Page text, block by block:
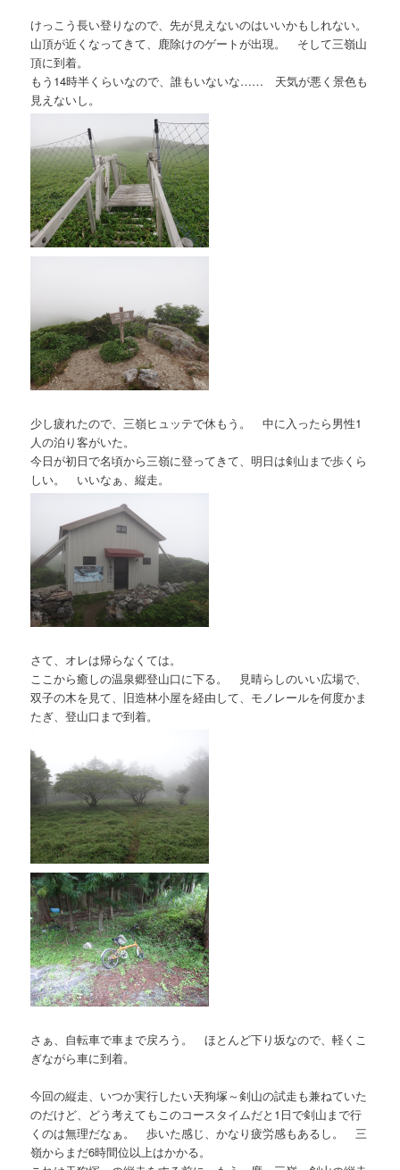
けっこう長い登りなので、先が見えないのはいいかもしれない。
山頂が近くなってきて、鹿除けのゲートが出現。 そして三嶺山
頂に到着。
もう14時半くらいなので、誰もいないな…… 天気が悪く景色も
見えないし。
少し疲れたので、三嶺ヒュッテで休もう。 中に入ったら男性1
人の泊り客がいた。
今日が初日で名頃から三嶺に登ってきて、明日は剣山まで歩くら
しい。 いいなぁ、縦走。
さて、オレは帰らなくては。
ここから癒しの温泉郷登山口に下る。 見晴らしのいい広場で、
双子の木を見て、旧造林小屋を経由して、モノレールを何度かま
たぎ、登山口まで到着。
さぁ、自転車で車まで戻ろう。 ほとんど下り坂なので、軽くこ
ぎながら車に到着。
今回の縦走、いつか実行したい天狗塚～剣山の試走も兼ねていた
のだけど、どう考えてもこのコースタイムだと1日で剣山まで行
くのは無理だなぁ。 歩いた感じ、かなり疲労感もあるし。 三
嶺からまだ6時間位以上はかかる。